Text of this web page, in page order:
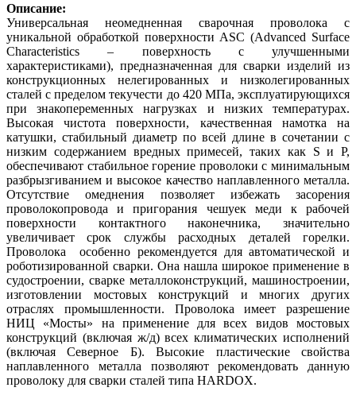
Описание:
Универсальная неомедненная сварочная проволока с
уникальной обработкой поверхности ASC (Advanced Surface
Characteristics – поверхность с улучшенными
характеристиками), предназначенная для сварки изделий из
конструкционных нелегированных и низколегированных
сталей с пределом текучести до 420 МПа, эксплуатирующихся
при знакопеременных нагрузках и низких температурах.
Высокая чистота поверхности, качественная намотка на
катушки, стабильный диаметр по всей длине в сочетании с
низким содержанием вредных примесей, таких как S и P,
обеспечивают стабильное горение проволоки с минимальным
разбрызгиванием и высокое качество наплавленного металла.
Отсутствие омеднения позволяет избежать засорения
проволокопровода и пригорания чешуек меди к рабочей
поверхности контактного наконечника, значительно
увеличивает срок службы расходных деталей горелки.
Проволока особенно рекомендуется для автоматической и
роботизированной сварки. Она нашла широкое применение в
судостроении, сварке металлоконструкций, машиностроении,
изготовлении мостовых конструкций и многих других
отраслях промышленности. Проволока имеет разрешение
НИЦ «Мосты» на применение для всех видов мостовых
конструкций (включая ж/д) всех климатических исполнений
(включая Северное Б). Высокие пластические свойства
наплавленного металла позволяют рекомендовать данную
проволоку для сварки сталей типа HARDOX.